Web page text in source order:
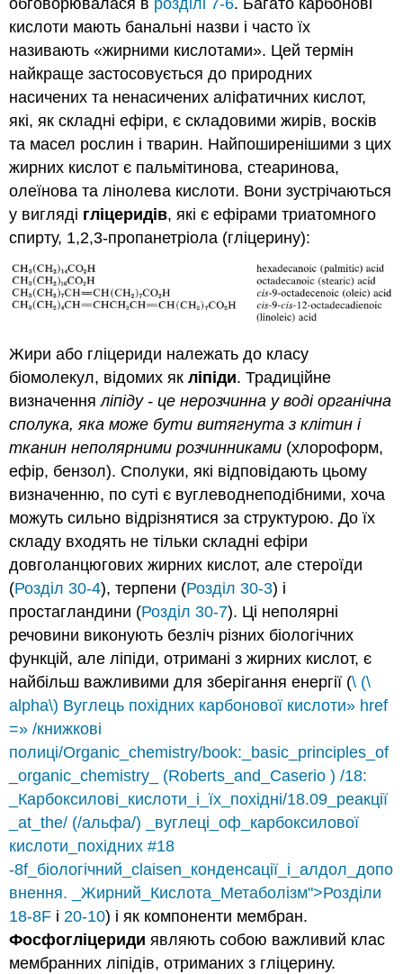
кислоти мають банальні назви і часто їх
називають «жирними кислотами». Цей термін
найкраще застосовується до природних
насичених та ненасичених аліфатичних кислот,
які, як складні ефіри, є складовими жирів, восків
та масел рослин і тварин. Найпоширенішими з цих
жирних кислот є пальмітинова, стеаринова,
олеїнова та лінолева кислоти. Вони зустрічаються
у вигляді гліцеридів, які є ефірами триатомного
спирту, 1,2,3-пропанетріола (гліцерину):
Жири або гліцериди належать до класу
біомолекул, відомих якліпіди. Традиційне
визначенняліпіду - це нерозчинна у воді органічна
сполука, яка може бути витягнута з клітин і
тканин неполярними розчинниками (хлороформ,
ефір, бензол). Сполуки, які відповідають цьому
визначенню, по суті є вуглеводнеподібними, хоча
можуть сильно відрізнятися за структурою. До їх
складу входять не тільки складні ефіри
довголанцюгових жирних кислот, але стероїди
(Розділ 30-4), терпени (Розділ 30-3) і
простагландини (Розділ 30-7). Ці неполярні
речовини виконують безліч різних біологічних
функцій, але ліпіди, отримані з жирних кислот, є
найбільш важливими для зберігання енергії (\ (\
alpha\) Вуглець похідних карбонової кислоти» href
=» /книжкові
полиці/Organic_chemistry/book:_basic_principles_of
_organic_chemistry_ (Roberts_and_Caserio ) /18:
_Карбоксилові_кислоти_і_їх_похідні/18.09_реакції
_at_the/ (/альфа/) _вуглеці_оф_карбоксилової
кислоти_похідних #18
-8f_біологічний_claisen_конденсації_і_алдол_допо
внення. _Жирний_Кислота_Метаболізм">Розділи
18-8F і20-10) і як компоненти мембран.
Фосфогліцериди являють собою важливий клас
мембранних ліпідів, отриманих з гліцерину.